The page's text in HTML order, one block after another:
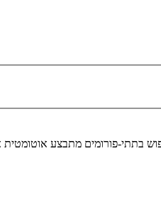
בתתי-פורומים מתבצע